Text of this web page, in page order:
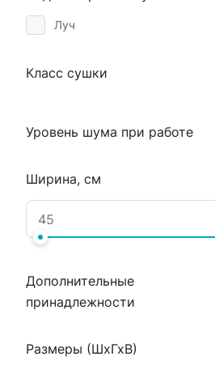
Луч
Класс сушки
Уровень шума при работе
Ширина, см
Дополнительные
принадлежности
Размеры (ШхГхВ)